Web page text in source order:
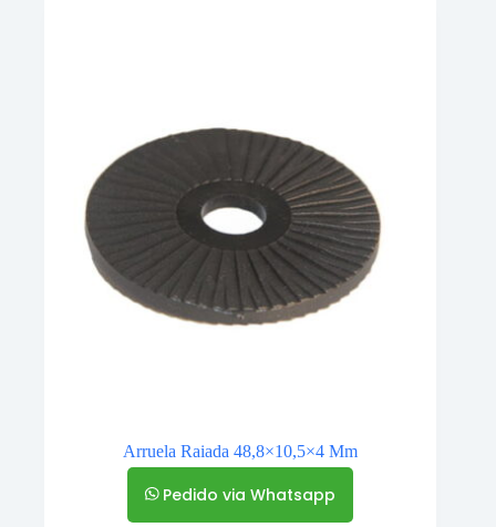
Arruela Raiada 48,8×10,5×4 Mm
Pedido via Whatsapp